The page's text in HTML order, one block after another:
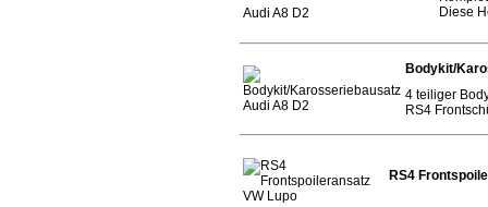
Diese
Bodykit/
4 teiliger
RS4
RS4